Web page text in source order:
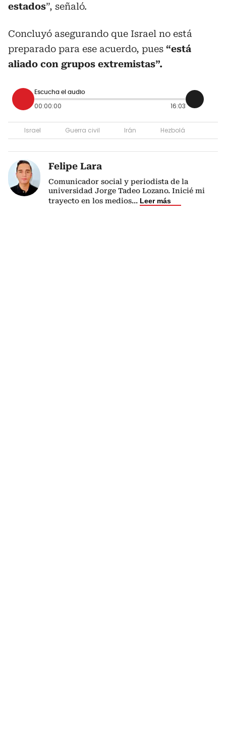
estados”, señaló.
Concluyó asegurando que Israel no está
preparado para ese acuerdo, pues “está
aliado con grupos extremistas”.
Escucha el audio
00:00:00 16:03
Israel Guerra civil Irán Hezbolá
Felipe Lara
Comunicador social y periodista de la
universidad Jorge Tadeo Lozano. Inicié mi
trayecto en los medios... Leer más